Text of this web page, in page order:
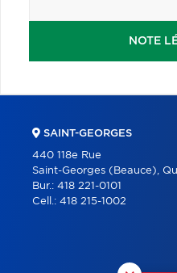
NOTE
SAINT-GEORGES
440 118e Rue
Saint-Georges (Beauce),
Bur.: 418 221-0101
Cell.: 418 215-1002